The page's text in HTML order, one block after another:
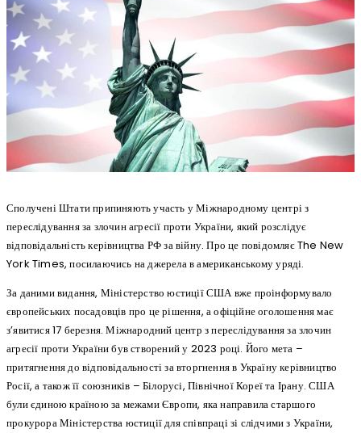
Сполучені Штати припиняють участь у Міжнародному центрі з
переслідування за злочин агресії проти України, який розслідує
відповідальність керівництва РФ за війну. Про це повідомляє The New
York Times, посилаючись на джерела в американському уряді.
За даними видання, Міністерство юстиції США вже проінформувало
європейських посадовців про це рішення, а офіційне оголошення має
з’явитися 17 березня. Міжнародний центр з переслідування за злочин
агресії проти України був створений у 2023 році. Його мета –
притягнення до відповідальності за вторгнення в Україну керівництво
Росії, а також її союзників – Білорусі, Північної Кореї та Ірану. США
були єдиною країною за межами Європи, яка направила старшого
прокурора Міністерства юстиції для співпраці зі слідчими з України,